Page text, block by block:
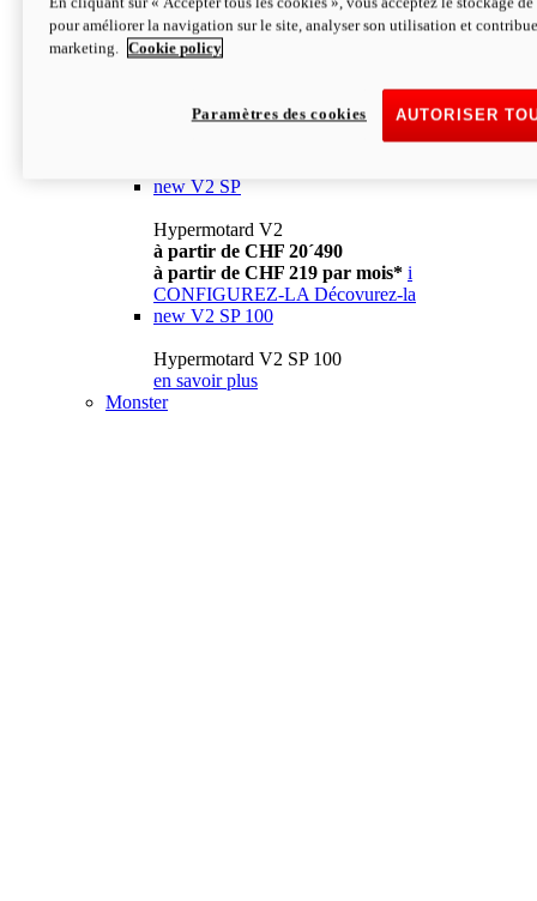
à partir de CHF 13´990 i
CONFIGUREZ-LA Décovurez-la
newV2
à partir de CHF 15´990
à partir de CHF 169 par mois* i
new V2 SP
Hypermotard V2
à partir de CHF 20´490
à partir de CHF 219 par mois* i
CONFIGUREZ-LA Décovurez-la
new V2 SP 100
Hypermotard V2 SP 100
en savoir plus
Monster
pour améliorer la navigation sur le site, analyser son utilisation et
marketing.
Cookie policy
AUTORISER
Paramètres des cookies